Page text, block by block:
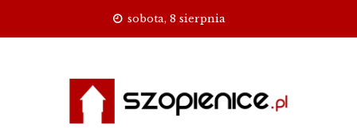
sobota, 8 sierpnia